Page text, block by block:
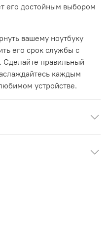
его достойным выбором
вашему ноутбуку
его срок службы с
правильный
каждым
устройстве.